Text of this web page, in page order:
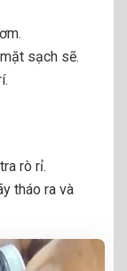
sạch sẽ.
rò rỉ.
tháo ra và